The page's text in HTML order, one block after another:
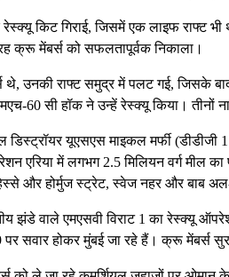
किट गिराई, जिसमें एक लाइफ राफ्ट
क्रू मेंबर्स को सफलतापूर्वक निकाला।
उनकी राफ्ट समुद्र में पलट गई, जिसके
60 सी हॉक ने उन्हें रेस्क्यू किया। तीनों
डिस्ट्रॉयर यूएसएस माइकल मर्फी (डीडीजी
एरिया में लगभग 2.5 मिलियन वर्ग मील
और होर्मुज स्ट्रेट, स्वेज नहर और बाब
झंडे वाले एमएसवी विराट 1 का रेस्क्यू
सवार होकर मुंबई जा रहे हैं। क्रू मेंबर्स